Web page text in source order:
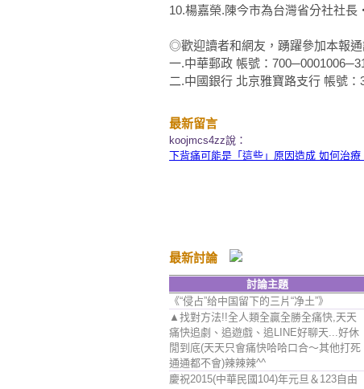
10.楊嘉榮.陳今市為台灣省分社社長
◎歡迎讀者和網友，踴躍參加本報通
一.中華郵政 帳號：
二.中國銀行 北京雅寶路支行 帳號
最新留言
koojmcs4zz說：
下背痛可能是「這些」原因造成 如何治療
最新討論
討論主題
《“侵占”给中国留下的三片“净土”》
▲找對方法!!全人類全贏全勝全痛快,天天
痛快追劇、追遊戲、追LINE好聊天...好休
閒到底(天天只會痛快哈哈口合～其他打死
通通都不會)辣辣辣^^
慶祝2015(中華民國104)年元旦＆123自由